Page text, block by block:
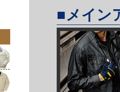
■メイン